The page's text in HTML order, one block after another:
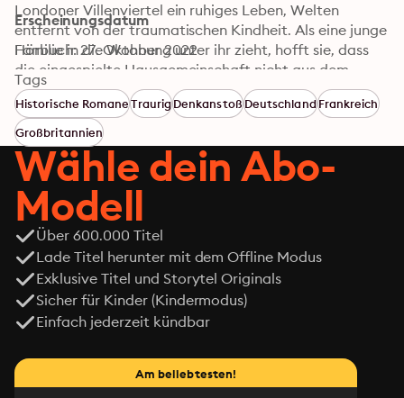
Londoner Villenviertel ein ruhiges Leben, Welten
entfernt von der traumatischen Kindheit. Als eine junge
Familie in die Wohnung unter ihr zieht, hofft sie, dass
die eingespielte Hausgemeinschaft nicht aus dem
Gleichgewicht gerät. Doch der neunjährige Henry
weckt Erinnerungen, denen sie sich nicht stellen will.
Gretel steht plötzlich vor der Wahl zwischen ihrer
eigenen und Henrys Sicherheit. Eine Wahl, der sie sich
ganz ähnlich schon einmal gegenübersah. Damals
wurde sie mit ihrer unentschuldbaren Entscheidung zur
Mittäterin. Aber sollte sie jetzt eingreifen, riskiert sie,
Geheimnisse zu enthüllen, die sie ein Leben lang
gehütet hat …
Erscheinungsdatum
Hörbuch: 27. Oktober 2022
Tags
Historische RomaneTraurigDenkanstoßDeutschlandFrankreich
Großbritannien
Wähle dein Abo-
Modell
Über 600.000 Titel
Lade Titel herunter mit dem Offline Modus
Exklusive Titel und Storytel Originals
Sicher für Kinder (Kindermodus)
Einfach jederzeit kündbar
Am beliebtesten!